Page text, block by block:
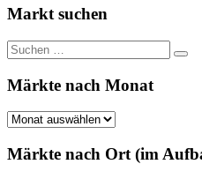
Markt suchen
Suchen
nach:
Märkte nach Monat
Märkte
Monat
Märkte nach Ort (im